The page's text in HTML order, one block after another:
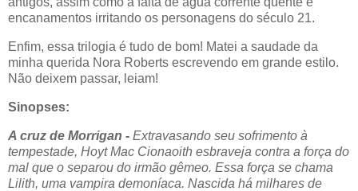
encanamentos irritando os personagens do século 21.
Enfim, essa trilogia é tudo de bom! Matei a saudade da
minha querida Nora Roberts escrevendo em grande estilo.
Não deixem passar, leiam!
Sinopses:
A cruz de Morrigan - Extravasando seu sofrimento à
tempestade, Hoyt Mac Cionaoith esbraveja contra a força do
mal que o separou do irmão gêmeo. Essa força se chama
Lilith, uma vampira demoníaca. Nascida há milhares de